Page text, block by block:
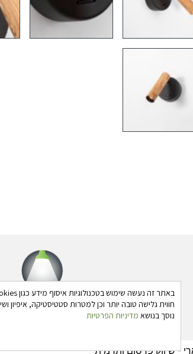
חווית גלישה טובה יותר וכן למטרות סטטיסטיקה,
נוסך בנושא מדיניות הפרטיות
- שיווק פרסום ותדמית